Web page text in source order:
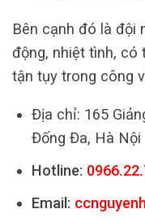
Bên cạnh đó là đội
động, nhiệt tình, có
tận tụy trong công
Địa chỉ: 165
Đống Đa, Hà Nội
Hotline:
Email: